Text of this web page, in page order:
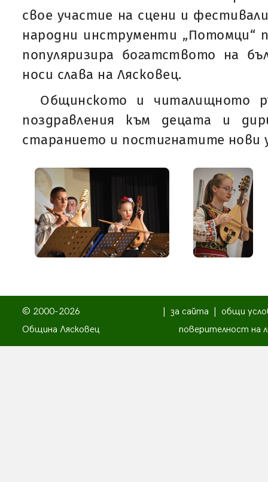
свое участие на сцени и
народни инструменти „Потомци“
популяризира богатството на
носи слава на Лясковец.
Общинското и читалищното
поздравления към децата и
старанието и постигнатите нови
© 2000-2026
Община Лясковец
за сайта
общи
поверителност на